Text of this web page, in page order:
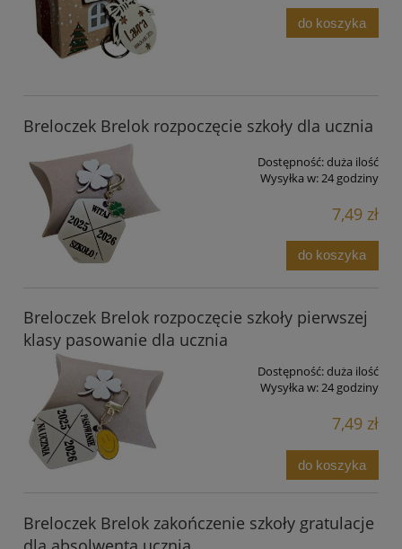
do koszyka
Breloczek Brelok rozpoczęcie szkoły dla ucznia
Dostępność:duża ilość
Wysyłka w:24 godziny
7,49 zł
do koszyka
Breloczek Brelok rozpoczęcie szkoły pierwszej
klasy pasowanie dla ucznia
Dostępność:duża ilość
Wysyłka w:24 godziny
7,49 zł
do koszyka
Breloczek Brelok zakończenie szkoły gratulacje